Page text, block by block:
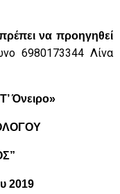
να προηγηθεί
6980173344 Λίνα
Όνειρο»
2019